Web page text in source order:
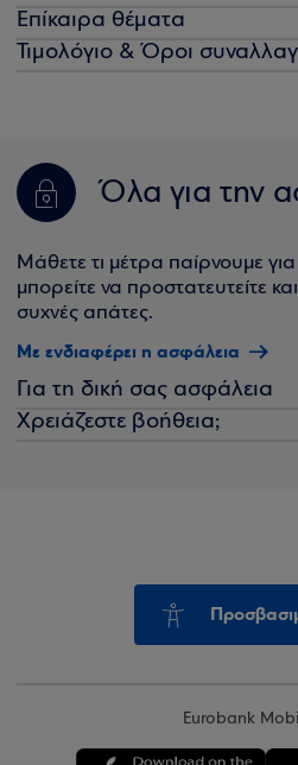
Επίκαιρα θέματα
Τιμολόγιο & Όροι
Όλα για την
Μάθετε τι μέτρα παίρνουμε
μπορείτε να προστατευτείτε και
συχνές απάτες.
Με ενδιαφέρει η ασφάλεια
Για τη δική σας ασφάλεια
Χρειάζεστε βοήθεια;
Eurobank